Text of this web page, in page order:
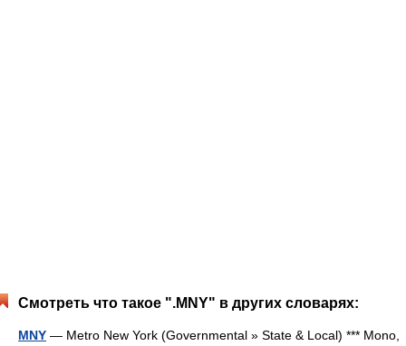
Смотреть что такое ".MNY" в других словарях:
MNY — Metro New York (Governmental » State & Local) *** Mono,